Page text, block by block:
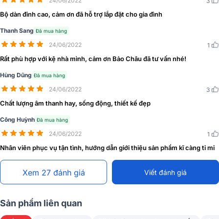
và 2 woofer 17cm, cho âm thanh cân bằng, chi tiết và giàu nhạc
tính.
Bộ dàn đỉnh cao, cảm ơn đã hỗ trợ lắp đặt cho gia đình
Thanh Sang Đã mua hàng
24/06/2022 1
Rất phù hợp với kệ nhà mình, cảm ơn Bảo Châu đã tư vấn nhé!
Hùng Dũng Đã mua hàng
24/06/2022 3
Chất lượng âm thanh hay, sống động, thiết kế đẹp
Công Huỳnh Đã mua hàng
24/06/2022 1
Nhân viên phục vụ tận tình, hướng dẫn giới thiệu sản phẩm kĩ càng tỉ mỉ
Xem 27 đánh giá Viết đánh giá
Sản phẩm liên quan